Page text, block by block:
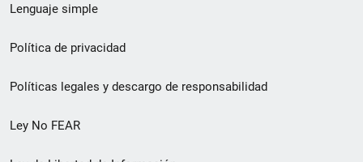
de
pie
de
página
Lenguaje simple
Política de privacidad
Políticas legales y descargo de responsabilidad
Ley No FEAR